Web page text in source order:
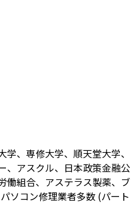
、専修大学、順天堂大学、
、アスクル、日本政策金融公
働組合、アステラス製薬、ブ
ソコン修理業者多数 (パート